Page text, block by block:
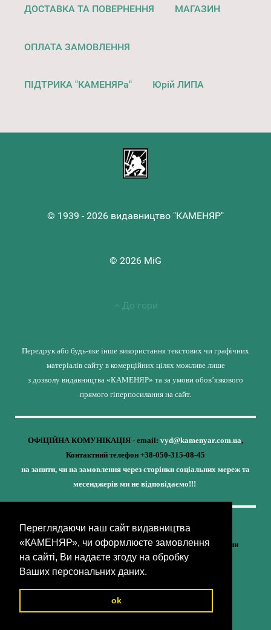
Переглядаючи наш сайт видавництва
«КАМЕНЯР», чи оформлюєте замовлення
на сайті, Ви надаєте згоду на обробку
Ваших персональних даних.
ok
ДОСТАВКА ТА ПОВЕРНЕННЯ МАГАЗИН
ОПЛАТА ЗАМОВЛЕННЯ
ПІДТРИКА "КАМЕНЯРа" Юрій ЛИПА
© 1939 - 2026 видавництво "КАМЕНЯР"
© 2026 MiG
До гори
Передрук або будь-яке інше використання текстових чи графічних
матеріалів сайту в комерційних цілях можливе лише
з дозволу видавництва «КАМЕНЯР» та за умови обов’язкового
прямого гіперпосилання на сайт.
ОФіЦІЙНА КОМУНІКАЦІЯ - email: vyd@kamenyar.com.ua,
Контактний телефон +38-050-315-08-45
на запити, чи на замовлення через сторінки соціальних мереж та
месенджерів ми не відповідаємо!!!
Кожне наше видання - це внесок у спротив,
у збереження ідентичності та неминучу перемогу України
(видавництво «КАМЕНЯР»)